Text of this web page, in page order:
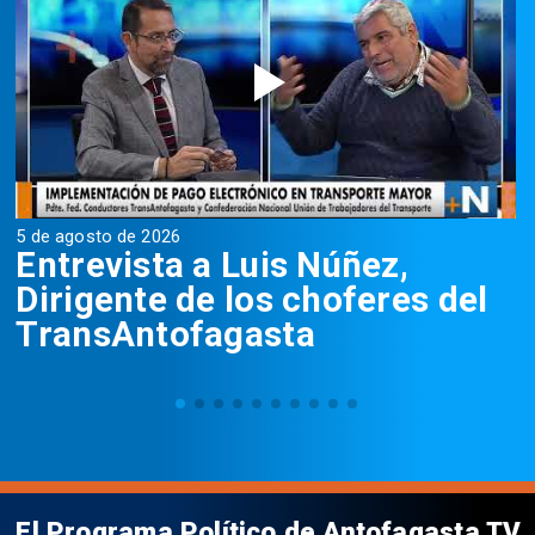
5 de agosto de 2026
Entrevista a Luis Núñez,
Dirigente de los choferes del
TransAntofagasta